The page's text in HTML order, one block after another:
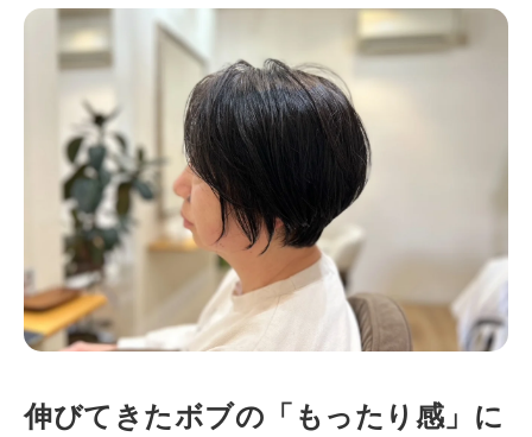
伸びてきたボブの「もったり感」に